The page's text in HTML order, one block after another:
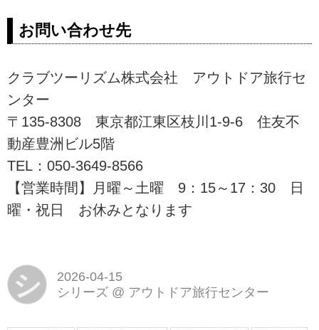
お問い合わせ先
クラブツーリズム株式会社 アウトドア旅行セ
ンター
〒135-8308 東京都江東区枝川1-9-6 住友不
動産豊洲ビル5階
TEL：050-3649-8566
【営業時間】月曜～土曜 9：15～17：30 日
曜・祝日 お休みとなります
シ
2026-04-15
シリーズ @ アウトドア旅行センター